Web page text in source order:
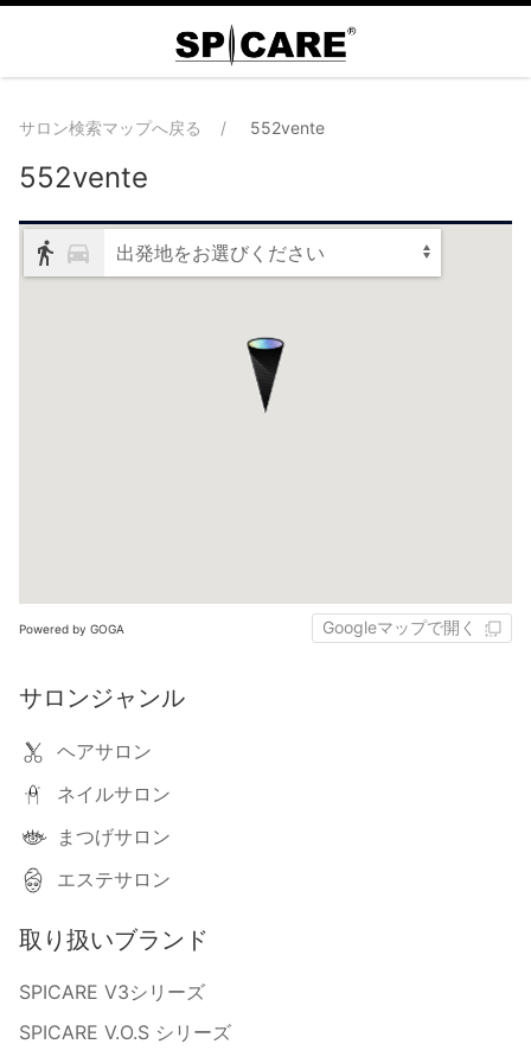
サロン検索マップへ戻る 552vente
552vente
出発地をお選びください
Powered by GOGA Googleマップで開く
サロンジャンル
ヘアサロン
ネイルサロン
まつげサロン
エステサロン
取り扱いブランド
SPICARE V3シリーズ
SPICARE V.O.S シリーズ